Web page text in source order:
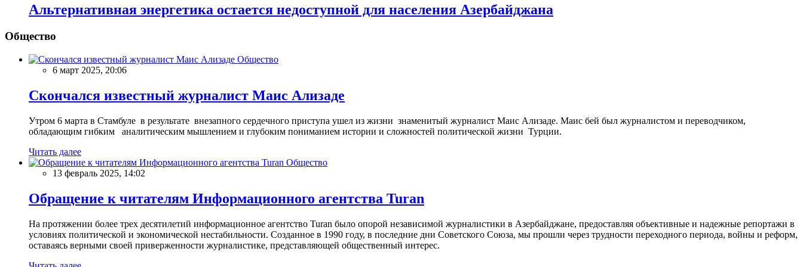
Альтернативная энергетика остается недоступной для населения Азербайджана
Общество
Общество
6 март 2025, 20:06
Скончался известный журналист Маис Ализаде
Утром 6 марта в Стамбуле в результате внезапного сердечного приступа ушел из жизни знаменитый журналист Маис Ализаде. Маис бей был журналистом и переводчиком,
обладающим гибким аналитическим мышлением и глубоким пониманием истории и сложностей политической жизни Турции.
Читать далее
Общество
13 февраль 2025, 14:02
Обращение к читателям Информационного агентства Turan
На протяжении более трех десятилетий информационное агентство Turan было опорой независимой журналистики в Азербайджане, предоставляя объективные и надежные репортажи в
условиях политической и экономической нестабильности. Созданное в 1990 году, в последние дни Советского Союза, мы прошли через трудности переходного периода, войны и реформ,
оставаясь верными своей приверженности журналистике, представляющей общественный интерес.